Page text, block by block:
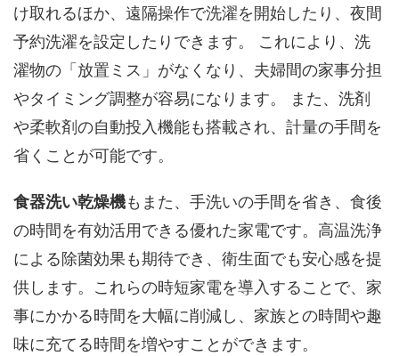
け取れるほか、遠隔操作で洗濯を開始したり、夜間
予約洗濯を設定したりできます。 これにより、洗
濯物の「放置ミス」がなくなり、夫婦間の家事分担
やタイミング調整が容易になります。 また、洗剤
や柔軟剤の自動投入機能も搭載され、計量の手間を
省くことが可能です。
食器洗い乾燥機もまた、手洗いの手間を省き、食後
の時間を有効活用できる優れた家電です。高温洗浄
による除菌効果も期待でき、衛生面でも安心感を提
供します。これらの時短家電を導入することで、家
事にかかる時間を大幅に削減し、家族との時間や趣
味に充てる時間を増やすことができます。